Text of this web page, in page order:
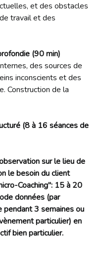
et des obstacles
travail et des
(90 min)
des sources de
inconscients et des
Construction de la
(8 à 16 séances de
sur le lieu de
le besoin du client
Coaching": 15 à 20
données (par
pendant 3 semaines ou
particulier) en
bien particulier.